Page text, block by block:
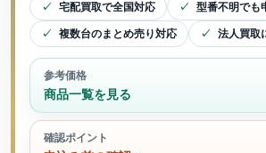
宅配買取で全国対応 型番不明でも
複数台のまとめ売り対応 法人買取
参考価格
商品一覧を見る
確認ポイント